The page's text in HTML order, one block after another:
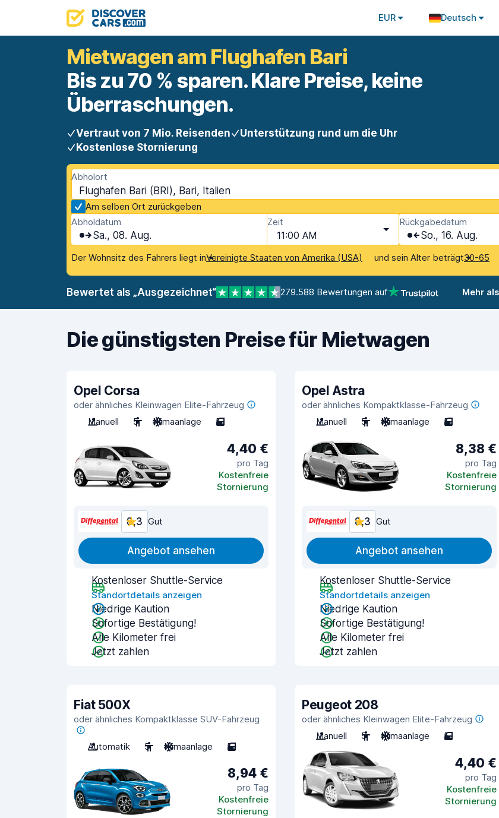
EUR Deutsch
Mietwagen am Flughafen Bari
Bis zu 70 % sparen. Klare Preise, keine
Überraschungen.
Vertraut von 7 Mio. Reisenden
Unterstützung rund um die Uhr
Kostenlose Stornierung
Abholort
Flughafen Bari (BRI), Bari, Italien
Am selben Ort zurückgeben
Abholdatum
Sa., 08. Aug.
Zeit
11:00 AM
Rückgabedatum
So., 16. Aug.
Der Wohnsitz des Fahrers liegt inVereinigte Staaten von Amerika (USA) und sein Alter beträgt30-65
Bewertet als „Ausgezeichnet“ 279.588 Bewertungen auf Mehr
Die günstigsten Preise für Mietwagen
Opel Corsa
oder ähnliches Kleinwagen Elite-Fahrzeug
Manuell
5 Klimaanlage 5
4,40 €
pro Tag
Kostenfreie
Stornierung
8,3 Gut
Angebot ansehen
Kostenloser Shuttle-Service
Standortdetails anzeigen
Niedrige Kaution
Sofortige Bestätigung!
Alle Kilometer frei
Jetzt zahlen
Opel Astra
oder ähnliches Kompaktklasse-Fahrzeug
Manuell
5 Klimaanlage 5
8,38 €
pro Tag
Kostenfreie
Stornierung
8,3 Gut
Angebot ansehen
Kostenloser Shuttle-Service
Standortdetails anzeigen
Niedrige Kaution
Sofortige Bestätigung!
Alle Kilometer frei
Jetzt zahlen
Fiat 500X
oder ähnliches Kompaktklasse SUV-Fahrzeug
Automatik 5 Klimaanlage 5
8,94 €
pro Tag
Kostenfreie
Stornierung
Peugeot 208
oder ähnliches Kleinwagen Elite-Fahrzeug
Manuell
5 Klimaanlage 5
4,40 €
pro Tag
Kostenfreie
Stornierung